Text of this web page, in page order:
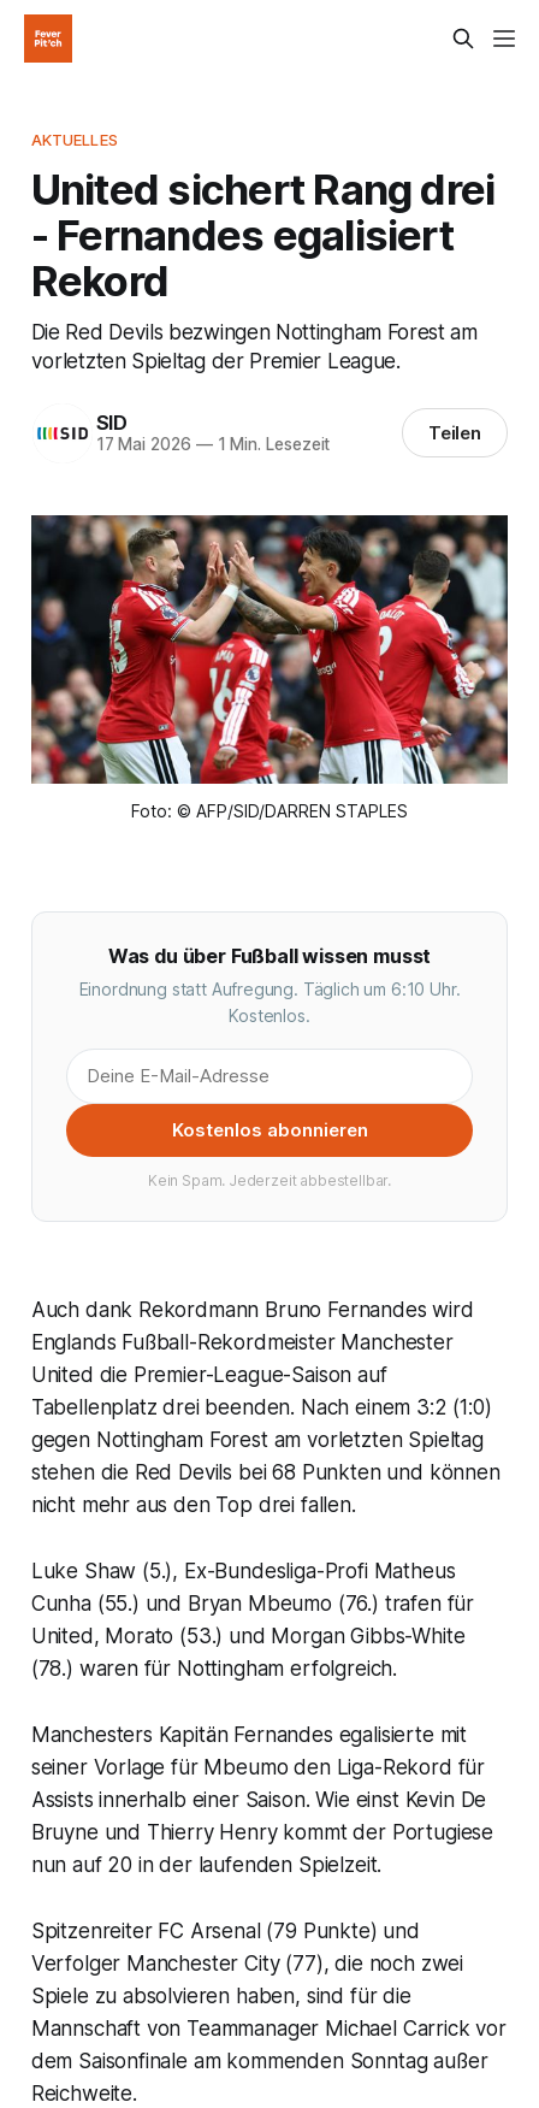
AKTUELLES
United sichert Rang drei
- Fernandes egalisiert
Rekord
Die Red Devils bezwingen Nottingham Forest am
vorletzten Spieltag der Premier League.
SID
17 Mai 2026 —1 Min. Lesezeit Teilen
Foto: © AFP/SID/DARREN STAPLES
Was du über Fußball wissen musst
Einordnung statt Aufregung. Täglich um 6:10 Uhr.
Kostenlos.
Kostenlos abonnieren
Kein Spam. Jederzeit abbestellbar.
Auch dank Rekordmann Bruno Fernandes wird
Englands Fußball-Rekordmeister Manchester
United die Premier-League-Saison auf
Tabellenplatz drei beenden. Nach einem 3:2 (1:0)
gegen Nottingham Forest am vorletzten Spieltag
stehen die Red Devils bei 68 Punkten und können
nicht mehr aus den Top drei fallen.
Luke Shaw (5.), Ex-Bundesliga-Profi Matheus
Cunha (55.) und Bryan Mbeumo (76.) trafen für
United, Morato (53.) und Morgan Gibbs-White
(78.) waren für Nottingham erfolgreich.
Manchesters Kapitän Fernandes egalisierte mit
seiner Vorlage für Mbeumo den Liga-Rekord für
Assists innerhalb einer Saison. Wie einst Kevin De
Bruyne und Thierry Henry kommt der Portugiese
nun auf 20 in der laufenden Spielzeit.
Spitzenreiter FC Arsenal (79 Punkte) und
Verfolger Manchester City (77), die noch zwei
Spiele zu absolvieren haben, sind für die
Mannschaft von Teammanager Michael Carrick vor
dem Saisonfinale am kommenden Sonntag außer
Reichweite.